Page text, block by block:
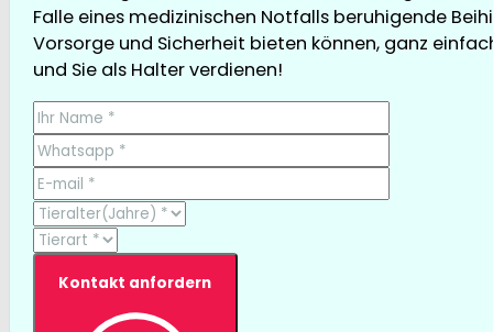
Falle eines medizinischen Notfalls beruhigende
Vorsorge und Sicherheit bieten können, ganz
und Sie als Halter verdienen!
Kontakt anfordern